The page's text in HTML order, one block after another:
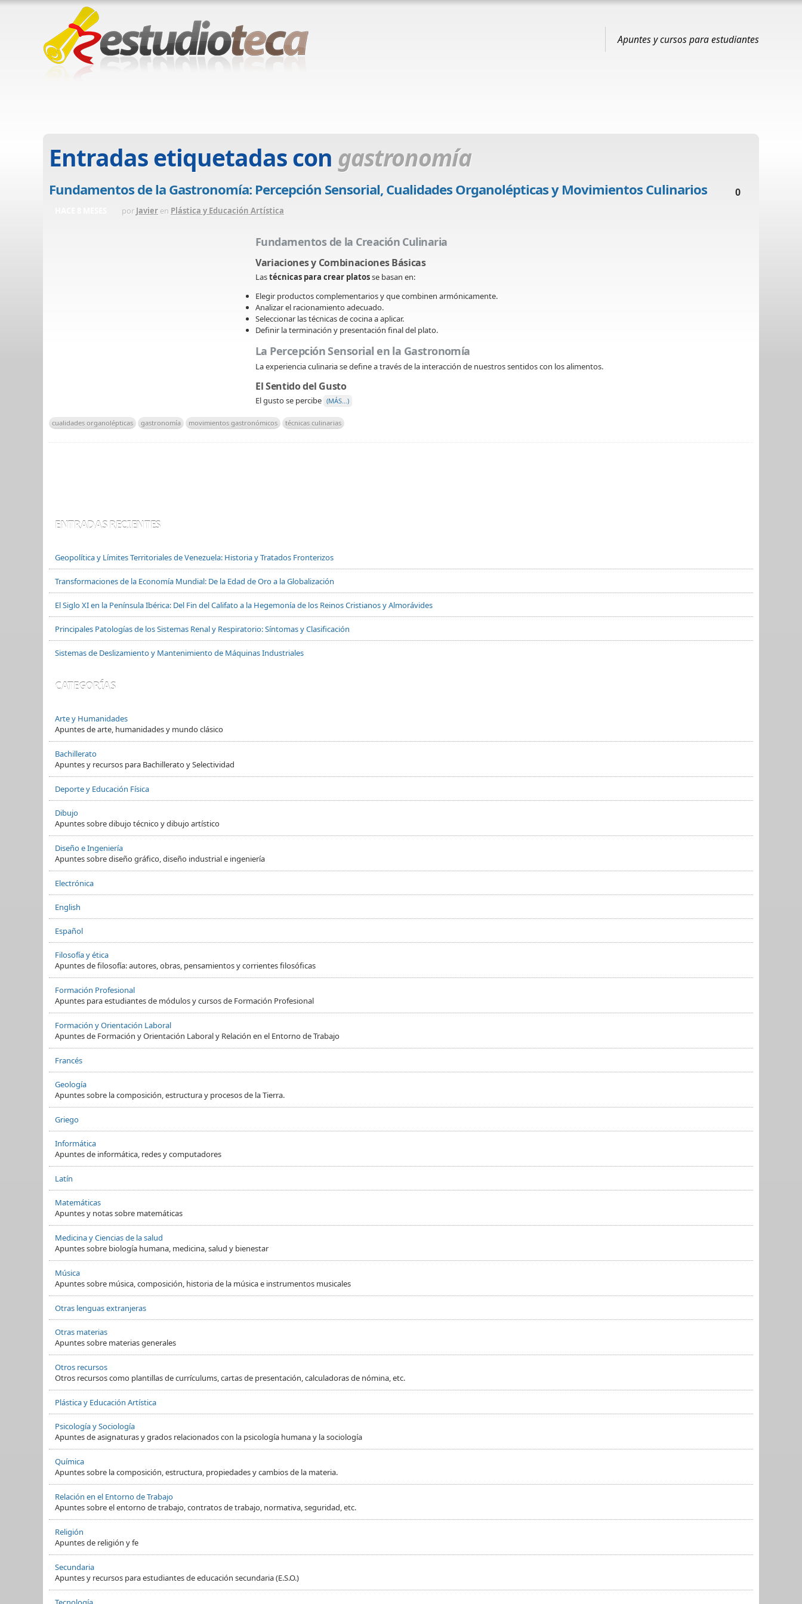
Apuntes y cursos para estudiantes
Entradas etiquetadas con gastronomía
Fundamentos de la Gastronomía: Percepción Sensorial, Cualidades Organolépticas y Movimientos Culinarios 0
por Javier en Plástica y Educación Artística
Fundamentos de la Creación Culinaria
Variaciones y Combinaciones Básicas
Lastécnicas para crear platosse basan en:
Elegir productos complementarios y que combinen armónicamente.
Analizar el racionamiento adecuado.
Seleccionar las técnicas de cocina a aplicar.
Definir la terminación y presentación final del plato.
La Percepción Sensorial en la Gastronomía
La experiencia culinaria se define a través de la interacción de nuestros sentidos con los alimentos.
El Sentido del Gusto
El gusto se percibe (MÁS…)
cualidades organolépticas gastronomía movimientos gastronómicos técnicas culinarias
ENTRADAS RECIENTES
Geopolítica y Límites Territoriales de Venezuela: Historia y Tratados Fronterizos
Transformaciones de la Economía Mundial: De la Edad de Oro a la Globalización
El Siglo XI en la Península Ibérica: Del Fin del Califato a la Hegemonía de los Reinos Cristianos y Almorávides
Principales Patologías de los Sistemas Renal y Respiratorio: Síntomas y Clasificación
Sistemas de Deslizamiento y Mantenimiento de Máquinas Industriales
CATEGORÍAS
Arte y Humanidades
Apuntes de arte, humanidades y mundo clásico
Bachillerato
Apuntes y recursos para Bachillerato y Selectividad
Deporte y Educación Física
Dibujo
Apuntes sobre dibujo técnico y dibujo artístico
Diseño e Ingeniería
Apuntes sobre diseño gráfico, diseño industrial e ingeniería
Electrónica
English
Español
Filosofía y ética
Apuntes de filosofía: autores, obras, pensamientos y corrientes filosóficas
Formación Profesional
Apuntes para estudiantes de módulos y cursos de Formación Profesional
Formación y Orientación Laboral
Apuntes de Formación y Orientación Laboral y Relación en el Entorno de Trabajo
Francés
Geología
Apuntes sobre la composición, estructura y procesos de la Tierra.
Griego
Informática
Apuntes de informática, redes y computadores
Latín
Matemáticas
Apuntes y notas sobre matemáticas
Medicina y Ciencias de la salud
Apuntes sobre biología humana, medicina, salud y bienestar
Música
Apuntes sobre música, composición, historia de la música e instrumentos musicales
Otras lenguas extranjeras
Otras materias
Apuntes sobre materias generales
Otros recursos
Otros recursos como plantillas de currículums, cartas de presentación, calculadoras de nómina, etc.
Plástica y Educación Artística
Psicología y Sociología
Apuntes de asignaturas y grados relacionados con la psicología humana y la sociología
Química
Apuntes sobre la composición, estructura, propiedades y cambios de la materia.
Relación en el Entorno de Trabajo
Apuntes sobre el entorno de trabajo, contratos de trabajo, normativa, seguridad, etc.
Religión
Apuntes de religión y fe
Secundaria
Apuntes y recursos para estudiantes de educación secundaria (E.S.O.)